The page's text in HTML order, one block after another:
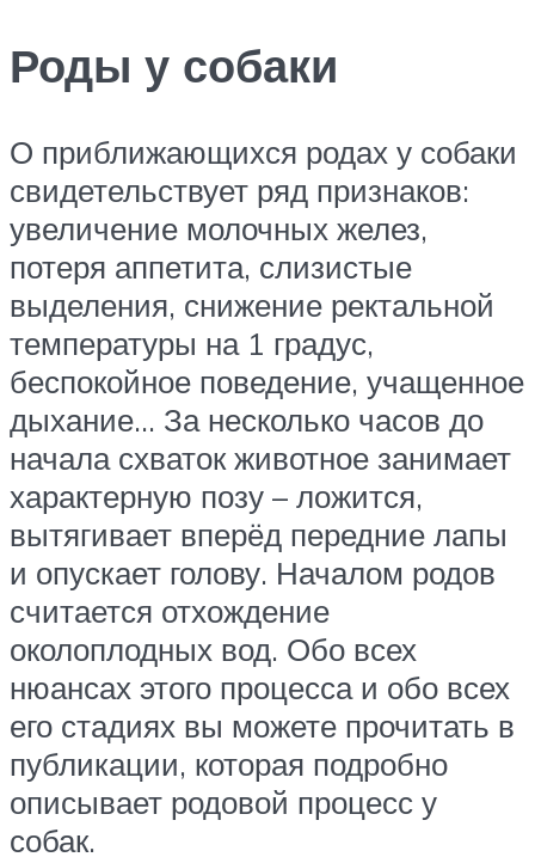
Роды у собаки
О приближающихся родах у собаки
свидетельствует ряд признаков:
увеличение молочных желез,
потеря аппетита, слизистые
выделения, снижение ректальной
температуры на 1 градус,
беспокойное поведение, учащенное
дыхание… За несколько часов до
начала схваток животное занимает
характерную позу – ложится,
вытягивает вперёд передние лапы
и опускает голову. Началом родов
считается отхождение
околоплодных вод. Обо всех
нюансах этого процесса и обо всех
его стадиях вы можете прочитать в
публикации, которая подробно
описывает родовой процесс у
собак.